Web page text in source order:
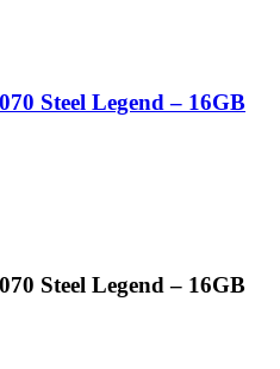
Steel Legend – 16GB
Steel Legend – 16GB